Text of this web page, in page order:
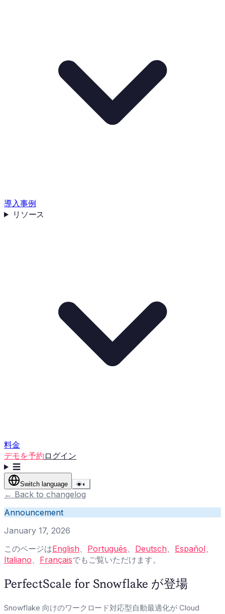
導入事例
リソース
料金
デモを予約 ログイン
☰
Switch language ☀◐
← Back to changelog
Announcement
January 17, 2026
このページはEnglish、 Português、 Deutsch、 Español、
Italiano、 Françaisでもご覧いただけます。
PerfectScale for Snowflake が登場
Snowflake 向けのワークロード対応型自動最適化が Cloud